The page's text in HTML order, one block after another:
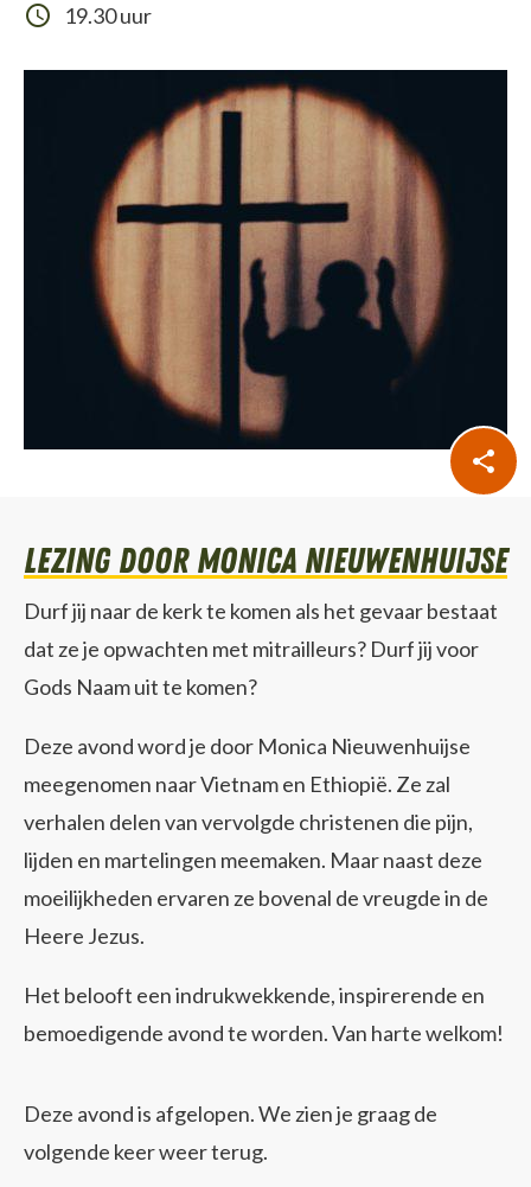
19.30 uur
lezing door Monica Nieuwenhuijse
Durf jij naar de kerk te komen als het gevaar bestaat
dat ze je opwachten met mitrailleurs? Durf jij voor
Gods Naam uit te komen?
Deze avond word je door Monica Nieuwenhuijse
meegenomen naar Vietnam en Ethiopië. Ze zal
verhalen delen van vervolgde christenen die pijn,
lijden en martelingen meemaken. Maar naast deze
moeilijkheden ervaren ze bovenal de vreugde in de
Heere Jezus.
Het belooft een indrukwekkende, inspirerende en
bemoedigende avond te worden. Van harte welkom!
Deze avond is afgelopen. We zien je graag de
volgende keer weer terug.